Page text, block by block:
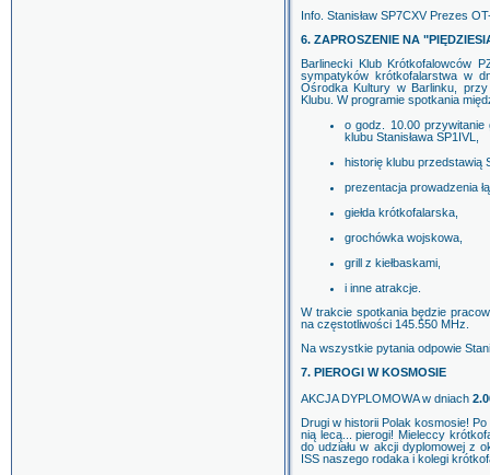
Info. Stanisław SP7CXV Prezes
6. ZAPROSZENIE NA
Barlinecki Klub Krótkofalowców
sympatyków krótkofalarstwa w
Ośrodka Kultury w Barlinku,
Klubu. W programie spotkania
o godz. 10.00
klubu Stanisława SP1IVL,
historię klubu przedstawią
prezentacja prowadzenia
giełda krótkofalarska,
grochówka wojskowa,
grill z kiełbaskami,
i inne atrakcje.
W trakcie spotkania będzie
na częstotliwości 145.550 MHz.
Na wszystkie pytania odpowie
7. PIEROGI W KOSMOSIE
AKCJA DYPLOMOWA w dniach
Drugi w historii Polak kosmosie!
nią lecą... pierogi! Mieleccy
do udziału w akcji dyplomowej z
ISS naszego rodaka i kolegi